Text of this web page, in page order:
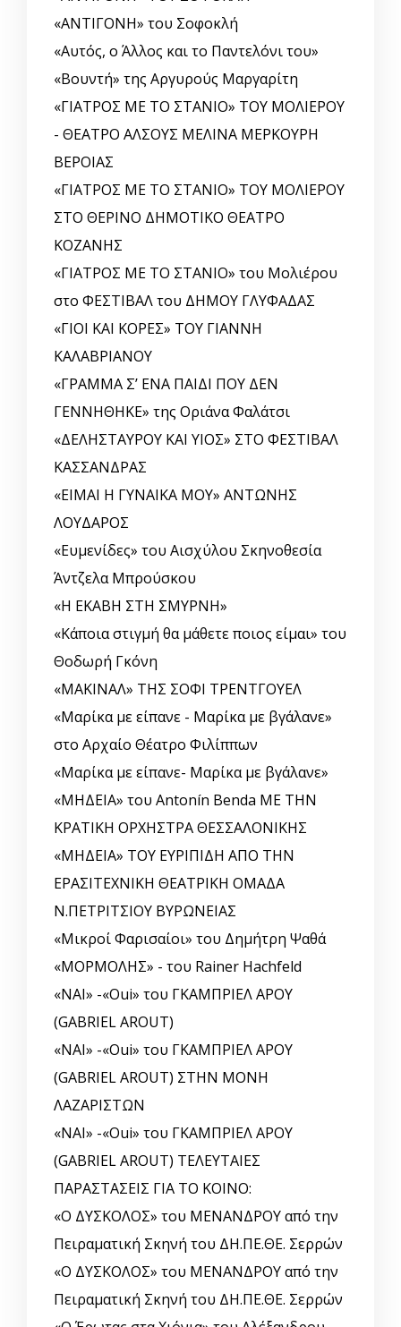
«ΑΝΤΙΓΟΝΗ» του Σοφοκλή
«Αυτός, o Άλλος και το Παντελόνι του»
«Βουντή» της Αργυρούς Μαργαρίτη
«ΓΙΑΤΡΟΣ ΜΕ ΤΟ ΣΤΑΝΙΟ» ΤΟΥ ΜΟΛΙΕΡΟΥ
- ΘΕΑΤΡΟ ΑΛΣΟΥΣ ΜΕΛΙΝΑ ΜΕΡΚΟΥΡΗ
ΒΕΡΟΙΑΣ
«ΓΙΑΤΡΟΣ ΜΕ ΤΟ ΣΤΑΝΙΟ» ΤΟΥ ΜΟΛΙΕΡΟΥ
ΣΤΟ ΘΕΡΙΝΟ ΔΗΜΟΤΙΚΟ ΘΕΑΤΡΟ
ΚΟΖΑΝΗΣ
«ΓΙΑΤΡΟΣ ΜΕ ΤΟ ΣΤΑΝΙΟ» του Μολιέρου
στο ΦΕΣΤΙΒΑΛ του ΔΗΜΟΥ ΓΛΥΦΑΔΑΣ
«ΓΙΟΙ ΚΑΙ ΚΟΡΕΣ» ΤΟΥ ΓΙΑΝΝΗ
ΚΑΛΑΒΡΙΑΝΟΥ
«ΓΡΑΜΜΑ Σ’ ΕΝΑ ΠΑΙΔΙ ΠΟΥ ΔΕΝ
ΓΕΝΝΗΘΗΚΕ» της Οριάνα Φαλάτσι
«ΔΕΛΗΣΤΑΥΡΟΥ ΚΑΙ ΥΙΟΣ» ΣΤΟ ΦΕΣΤΙΒΑΛ
ΚΑΣΣΑΝΔΡΑΣ
«ΕΙΜΑΙ Η ΓΥΝΑΙΚΑ ΜΟΥ» ΑΝΤΩΝΗΣ
ΛΟΥΔΑΡΟΣ
«Ευμενίδες» του Αισχύλου Σκηνοθεσία
Άντζελα Μπρούσκου
«Η ΕΚΑΒΗ ΣΤΗ ΣΜΥΡΝΗ»
«Κάποια στιγμή θα μάθετε ποιος είμαι» του
Θοδωρή Γκόνη
«ΜΑΚΙΝΑΛ» ΤΗΣ ΣΟΦΙ ΤΡΕΝΤΓΟΥΕΛ
«Μαρίκα με είπανε - Μαρίκα με βγάλανε»
στο Αρχαίο Θέατρο Φιλίππων
«Μαρίκα με είπανε- Μαρίκα με βγάλανε»
«ΜΗΔΕΙΑ» του Antonín Benda ΜΕ ΤΗΝ
ΚΡΑΤΙΚΗ ΟΡΧΗΣΤΡΑ ΘΕΣΣΑΛΟΝΙΚΗΣ
«ΜΗΔΕΙΑ» ΤΟΥ ΕΥΡΙΠΙΔΗ ΑΠΟ ΤΗΝ
ΕΡΑΣΙΤΕΧΝΙΚΗ ΘΕΑΤΡΙΚΗ ΟΜΑΔΑ
Ν.ΠΕΤΡΙΤΣΙΟΥ ΒΥΡΩΝΕΙΑΣ
«Μικροί Φαρισαίοι» του Δημήτρη Ψαθά
«ΜΟΡΜΟΛΗΣ» - του Rainer Hachfeld
«ΝΑΙ» -«Oui» του ΓΚΑΜΠΡΙΕΛ ΑΡΟΥ
(GABRIEL AROUT)
«ΝΑΙ» -«Oui» του ΓΚΑΜΠΡΙΕΛ ΑΡΟΥ
(GABRIEL AROUT) ΣΤΗΝ ΜΟΝΗ
ΛΑΖΑΡΙΣΤΩΝ
«ΝΑΙ» -«Oui» του ΓΚΑΜΠΡΙΕΛ ΑΡΟΥ
(GABRIEL AROUT) ΤΕΛΕΥΤΑΙΕΣ
ΠΑΡΑΣΤΑΣΕΙΣ ΓΙΑ ΤΟ ΚΟΙΝΟ:
«Ο ΔΥΣΚΟΛΟΣ» του ΜΕΝΑΝΔΡΟΥ από την
Πειραματική Σκηνή του ΔΗ.ΠΕ.ΘΕ. Σερρών
«Ο ΔΥΣΚΟΛΟΣ» του ΜΕΝΑΝΔΡΟΥ από την
Πειραματική Σκηνή του ΔΗ.ΠΕ.ΘΕ. Σερρών